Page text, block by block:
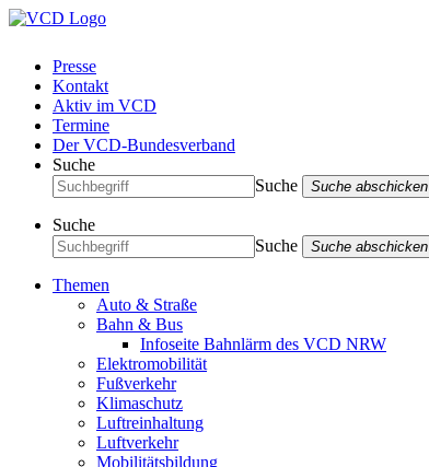
Presse
Kontakt
Aktiv im VCD
Termine
Der VCD-Bundesverband
Suche
Suche
Suche abschicken
Suche
Suche
Suche abschicken
Themen
Auto & Straße
Bahn & Bus
Infoseite Bahnlärm des VCD NRW
Elektromobilität
Fußverkehr
Klimaschutz
Luftreinhaltung
Luftverkehr
Mobilitätsbildung